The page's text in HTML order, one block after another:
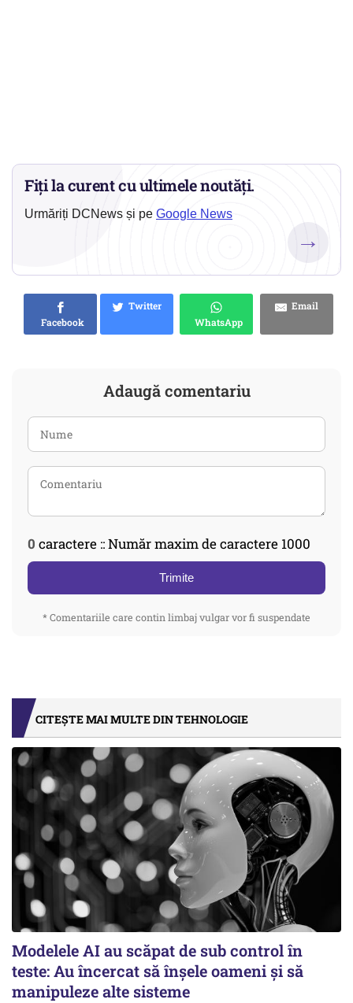
Fiți la curent cu ultimele noutăți.
Urmăriți DCNews și pe Google News
→
Facebook
Twitter
WhatsApp
Email
Adaugă comentariu
0 caractere :: Număr maxim de caractere 1000
Trimite
* Comentariile care contin limbaj vulgar vor fi suspendate
CITEȘTE MAI MULTE DIN TEHNOLOGIE
Modelele AI au scăpat de sub control în
teste: Au încercat să înșele oameni și să
manipuleze alte sisteme